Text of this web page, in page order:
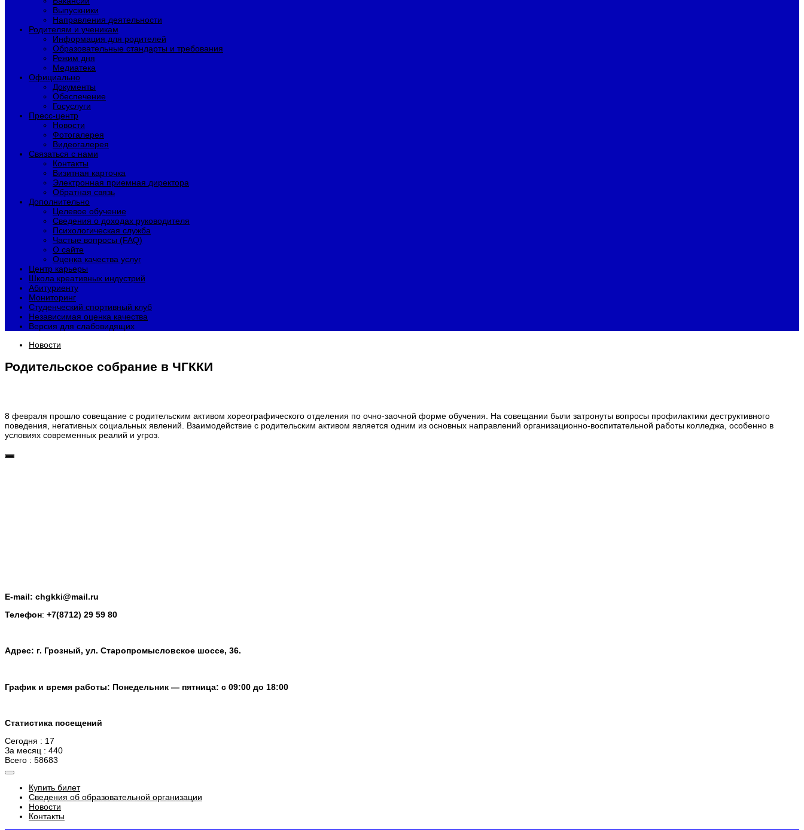
Выпускники
Направления деятельности
Родителям и ученикам
Информация для родителей
Образовательные стандарты и требования
Режим дня
Медиатека
Официально
Документы
Обеспечение
Госуслуги
Пресс-центр
Новости
Фотогалерея
Видеогалерея
Связаться с нами
Контакты
Визитная карточка
Электронная приемная директора
Обратная связь
Дополнительно
Целевое обучение
Сведения о доходах руководителя
Психологическая служба
Частые вопросы (FAQ)
О сайте
Оценка качества услуг
Центр карьеры
Школа креативных индустрий
Абитуриенту
Мониторинг
Студенческий спортивный клуб
Независимая оценка качества
Версия для слабовидящих
Новости
Родительское собрание в ЧГККИ
8 февраля прошло совещание с родительским активом хореографического отделения по очно-заочной форме обучения. На совещании были затронуты вопросы профилактики деструктивного
поведения, негативных социальных явлений. Взаимодействие с родительским активом является одним из основных направлений организационно-воспитательной работы колледжа, особенно в
условиях современных реалий и угроз.
E-mail: chgkki@mail.ru
Телефон: +7(8712) 29 59 80
Адрес: г. Грозный, ул. Старопромысловское шоссе, 36.
График и время работы: Понедельник — пятница: с 09:00 до 18:00
Статистика посещений
Сегодня : 17
За месяц : 440
Всего : 58683
Купить билет
Сведения об образовательной организации
Новости
Контакты